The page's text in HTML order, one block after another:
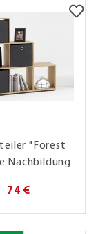
"Forest
Nachbildung
74 €